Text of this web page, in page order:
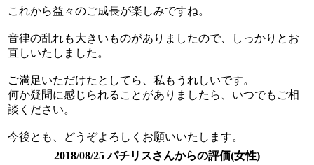
これから益々のご成長が楽しみですね。
音律の乱れも大きいものがありましたので、しっかりとお
直しいたしました。
ご満足いただけたとしてら、私もうれしいです。
何か疑問に感じられることがありましたら、いつでもご相
談ください。
今後とも、どうぞよろしくお願いいたします。
2018/08/25 パチリスさんからの評価(女性)